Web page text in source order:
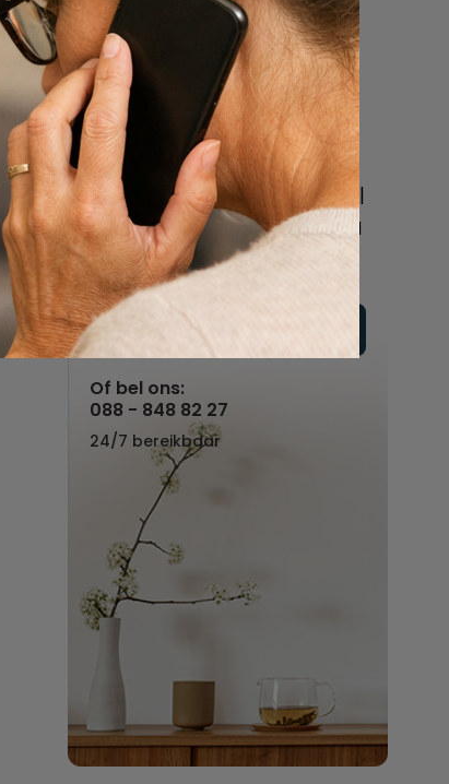
Nu
een uitvaart
regelen
Beschrijf uw wensen
online of bel ons geheel
vrijblijvend voor hulp na
een overlijden.
Vul hier uw wensen in
Of bel ons:
088 - 848 82 27
24/7 bereikbaar